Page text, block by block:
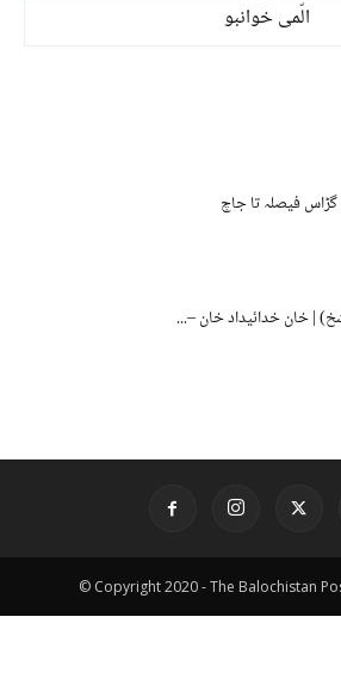
الّمی خوانبو
گڑاس فیصلہ تا جاچ
| خان خدائیداد خان –...
© Copyright 2020 - The Balochistan